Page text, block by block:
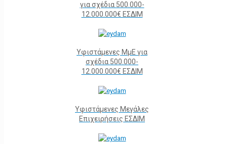
για σχέδια 500.000-
12.000.000€ ΕΣΔΙΜ
Υφιστάμενες ΜμΕ για
σχέδια 500.000-
12.000.000€ ΕΣΔΙΜ
Υφιστάμενες Μεγάλες
Επιχειρήσεις ΕΣΔΙΜ